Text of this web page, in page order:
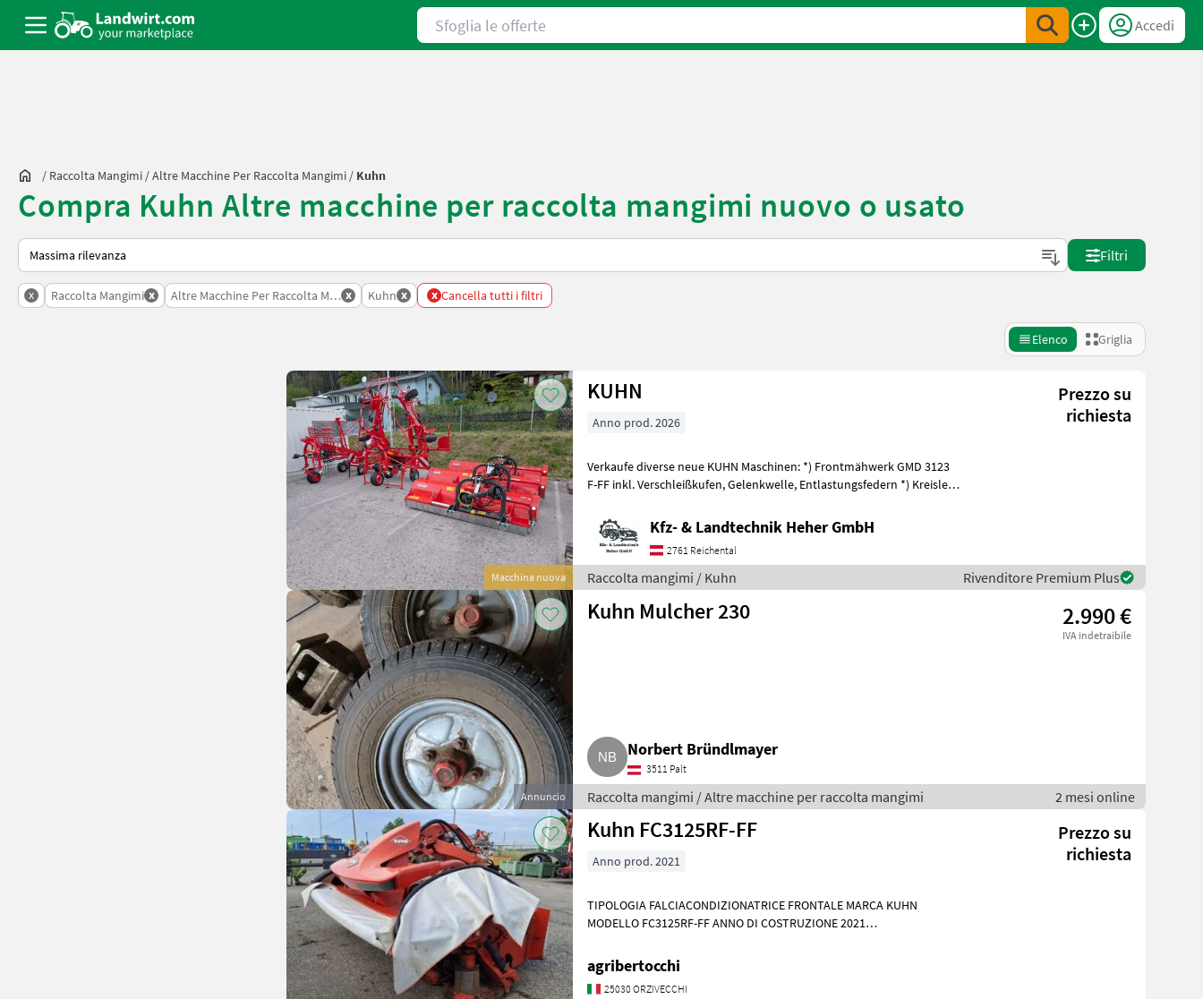
Sfoglia le offerte
Accedi
/ Raccolta Mangimi /Altre Macchine Per Raccolta Mangimi / Kuhn
Compra Kuhn Altre macchine per raccolta mangimi nuovo o usato
Ecco come viene ordinato su Landwirt.com
Filtri
x Raccolta Mangimi x Altre Macchine Per Raccolta Mangimi
x Kuhn x x Cancella tutti i filtri
Elenco Griglia
Macchina nuova
KUHN
Prezzo su
richiesta
Anno prod. 2026
Verkaufe diverse neue KUHN Maschinen: *) Frontmähwerk GMD 3123
F-FF inkl. Verschleißkufen, Gelenkwelle, Entlastungsfedern *) Kreisler
Kfz- & Landtechnik Heher GmbH
2761 Reichental
Raccolta mangimi / Kuhn Rivenditore Premium Plus
Annuncio
Kuhn Mulcher 230 2.990 €
IVA indetraibile
Norbert Bründlmayer
3511 Palt
Raccolta mangimi / Altre macchine per raccolta mangimi 2 mesi online
Kuhn FC3125RF-FF
Prezzo su
richiesta
Anno prod. 2021
TIPOLOGIA FALCIACONDIZIONATRICE FRONTALE MARCA KUHN
MODELLO FC3125RF-FF ANNO DI COSTRUZIONE 2021
GENERALI
agribertocchi
25030 ORZIVECCHI